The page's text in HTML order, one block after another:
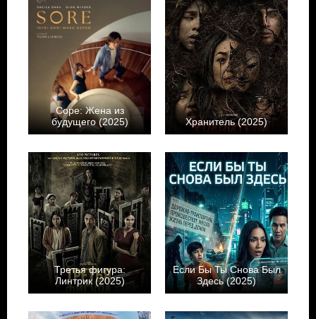
Соре: Жена из
будущего (2025)
Хранитель (2025)
Третья фигура:
Линтрик (2025)
Если Бы Ты Снова Был
Здесь (2025)